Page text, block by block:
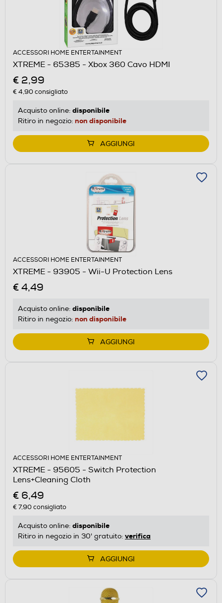
ACCESSORI HOME ENTERTAINMENT
XTREME - 65385 - Xbox 360 Cavo HDMI
€ 2,99
€ 4,90consigliato
Acquisto online: disponibile
Ritiro in negozio: non disponibile
AGGIUNGI
ACCESSORI HOME ENTERTAINMENT
XTREME - 93905 - Wii-U Protection Lens
€ 4,49
Acquisto online: disponibile
Ritiro in negozio: non disponibile
AGGIUNGI
ACCESSORI HOME ENTERTAINMENT
XTREME - 95605 - Switch Protection
Lens+Cleaning Cloth
€ 6,49
€ 7,90consigliato
Acquisto online: disponibile
Ritiro in negozio in 30' gratuito: verifica
AGGIUNGI